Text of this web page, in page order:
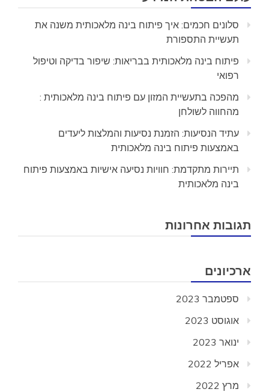
סלונים חכמים: איך פיתוח בינה מלאכותית משנה את
תעשיית התספורת
פיתוח בינה מלאכותית בבריאות: שיפור בדיקה וטיפול
רפואי
מהפכה בתעשיית המזון עם פיתוח בינה מלאכותית :
מהחווה לשולחן
עתיד הנסיעות: הזמנת נסיעות והמלצות ליעדים
באמצעות פיתוח בינה מלאכותית
תיירות מתקדמת: חוויות נסיעה אישיות באמצעות פיתוח
בינה מלאכותית
תגובות אחרונות
ארכיונים
ספטמבר 2023
אוגוסט 2023
ינואר 2023
אפריל 2022
מרץ 2022